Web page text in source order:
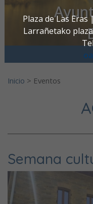
Plaza de Las Eras
Larrañetako
Inicio > Eventos
Semana